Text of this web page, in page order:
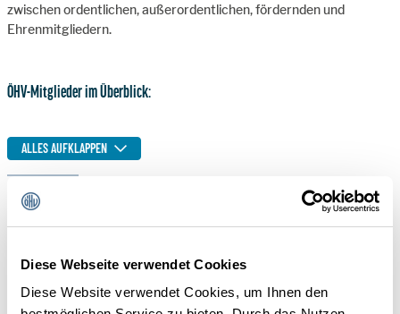
Diese Webseite verwendet Cookies
Diese Website verwendet Cookies, um Ihnen den
zwischen ordentlichen, außerordentlichen, fördernden und
Ehrenmitgliedern.
ÖHV-Mitglieder im Überblick:
ALLES AUFKLAPPEN
Außerordentliche Mitglieder - Tourismusorganisationen